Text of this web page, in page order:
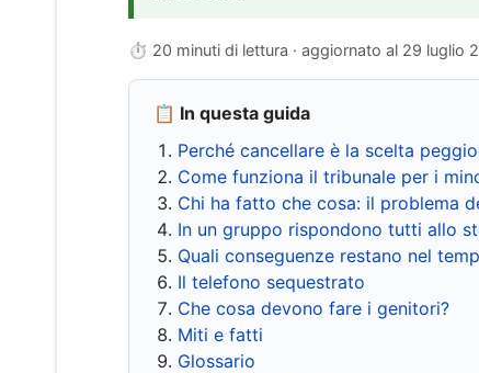
⏱ 20 minuti di lettura · aggiornato al 29 luglio
📋 In questa guida
Perché cancellare è la scelta
Come funziona il tribunale per i
Chi ha fatto che cosa: il problema
In un gruppo rispondono tutti allo
Quali conseguenze restano nel
Il telefono sequestrato
Che cosa devono fare i genitori?
Miti e fatti
Glossario